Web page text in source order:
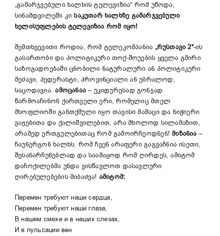
„გამარჯვებული ხალხის ტელევიზია“ რომ უწოდა,
სინამდვილეში კი საკუთარ ხალხზე გამარჯვებული
ხელისუფლების ტელევიზია რომ იყო!
შემთხვევითი როდია, რომ ტელეკომპანია „რუსთავი 2“-ის
გასართობი და პოლიტიკური თოქ-შოუების ყველა გმირი
საზოგადოებაში ცნობილი ნატურალური ან პოლიტიკური
მეძავი, პედერასტი, პროვინციალი ან უბრალოდ,
საცოდავია.ამოცანაა– უკიდურესად გონჯად
წარმოაჩინონ ქართველი ერი, რომელიც მთელ
მსოფლიოში განთქმული იყო თავისი მამაცი და ნიჭიერი
ვაჟებითა და ქალიშვილებით, არა მხოლოდ სილამაზით,
არამედ ერთგულებითაც რომ გამოირჩეოდნენ!მიზანია –
ჩაუნერგონ ხალხს, რომ ჩვენ არაფერი გაგვაჩნია ისეთი,
შესანარჩუნებლად და საამაყოდ რომ ღირდეს, ამიტომ
დაჩოქილებმა უნდა ვისწავლოთ დასავლური
ღირებულებების მიბაძვა! ამიტომ:
Перемен требуют наши сердца,
Перемен требуют наши глаза,
В нашем смехе и в наших слезах,
И в пульсации вен